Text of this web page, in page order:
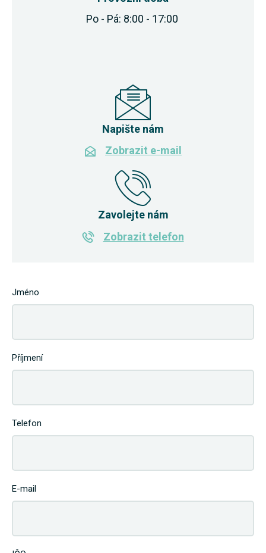
Po - Pá: 8:00 - 17:00
Napište nám
Zobrazit e-mail
Zavolejte nám
Zobrazit telefon
Jméno
Příjmení
Telefon
E-mail